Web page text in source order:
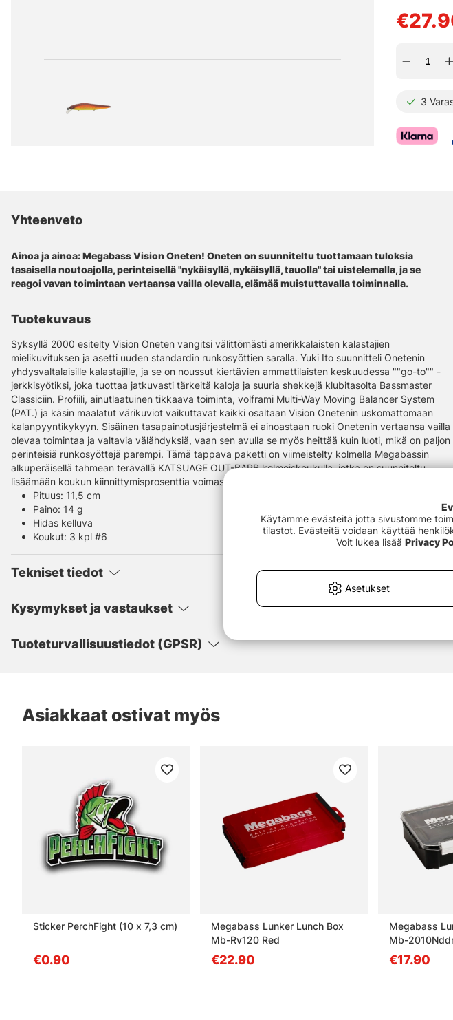
3
Yhteenveto
Ainoa ja ainoa: Megabass Vision Oneten! Oneten on suunniteltu tuottamaan tuloksia
tasaisella noutoajolla, perinteisellä "nykäisyllä, nykäisyllä, tauolla" tai uistelemalla, ja se
reagoi vavan toimintaan vertaansa vailla olevalla, elämää muistuttavalla toiminnalla.
Tuotekuvaus
Syksyllä 2000 esitelty Vision Oneten vangitsi välittömästi amerikkalaisten kalastajien
mielikuvituksen ja asetti uuden standardin runkosyöttien saralla. Yuki Ito suunnitteli Onetenin
yhdysvaltalaisille kalastajille, ja se on noussut kiertävien ammattilaisten keskuudessa ""go-to"" -
jerkkisyötiksi, joka tuottaa jatkuvasti tärkeitä kaloja ja suuria shekkejä klubitasolta Bassmaster
Classiciin. Profiili, ainutlaatuinen tikkaava toiminta, volframi Multi-Way Moving Balancer System
(PAT.) ja käsin maalatut värikuviot vaikuttavat kaikki osaltaan Vision Onetenin uskomattomaan
kalanpyyntikykyyn. Sisäinen tasapainotusjärjestelmä ei ainoastaan ruoki Onetenin vertaansa vailla
olevaa toimintaa ja valtavia välähdyksiä, vaan sen avulla se myös heittää kuin luoti, mikä on paljon
perinteisiä runkosyöttejä parempi. Tämä tappava paketti on viimeistelty kolmella Megabassin
alkuperäisellä tahmean terävällä KATSUAGE OUT-BARB kolmoiskoukulla, jotka on suunniteltu
lisäämään koukun kiinnittymisprosenttia voimasaalista kalastettaessa.
Pituus: 11,5 cm
Paino: 14 g
Hidas kelluva
Koukut: 3 kpl #6
Tekniset tiedot
Kysymykset ja vastaukset
Tuoteturvallisuustiedot (GPSR)
Asiakkaat ostivat myös
Sticker PerchFight (10 x 7,3 cm)
€0.90
Megabass Lunker Lunch Box
Mb-Rv120 Red
€22.90
Megabass
Mb-
€17.90
Käytämme evästeitä jotta sivustomme
tilastot. Evästeitä voidaan käyttää
Voit lukea lisää Privacy
Asetukset